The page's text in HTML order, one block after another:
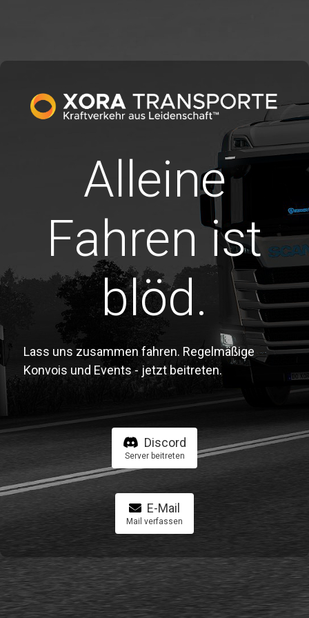
Alleine
Fahren ist
blöd.
Lass uns zusammen fahren. Regelmäßige
Konvois und Events - jetzt beitreten.
Discord
Server beitreten
E-Mail
Mail verfassen